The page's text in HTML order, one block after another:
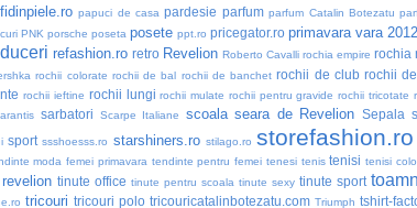
papuci de casa pardesie parfum parfum Catalin Botezatu
PNK porsche poseta posete ppt.ro pricegator.ro primavara vara 2012
refashion.ro retro Revelion Roberto Cavalli rochia empire rochia
rochii colorate rochii de bal rochii de banchet rochii de club rochii
rochii ieftine rochii lungi rochii mulate rochii pentru gravide rochii tricotate
sarbatori Scarpe Italiane scoala seara de Revelion Sepala
sport ssshoesss.ro starshiners.ro stilago.ro storefashion.ro
moda femei primavara tendinte pentru femei tenesi tenis tenisi tenisi
tinute office tinute pentru scoala tinute sexy tinute sport
tricouri tricouri polo tricouricatalinbotezatu.com Triumph tshirt-